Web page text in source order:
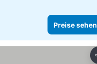
Preise sehen